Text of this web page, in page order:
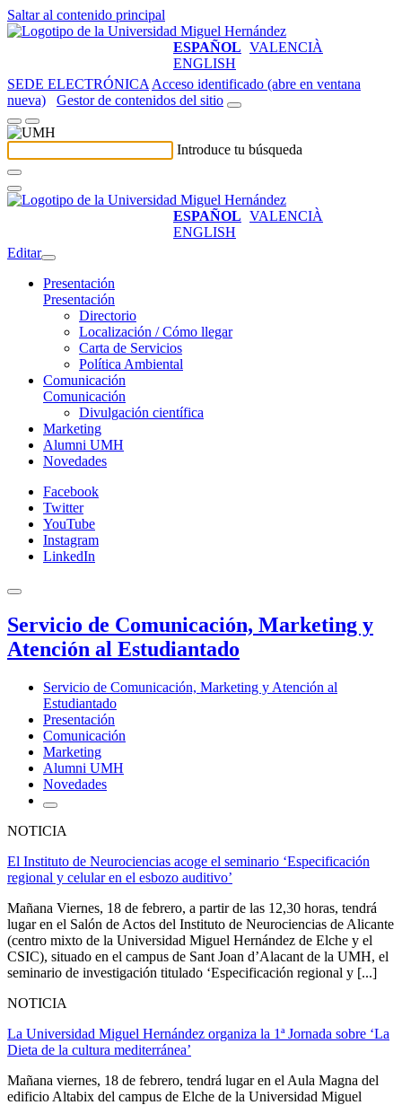
Saltar al contenido principal
ESPAÑOL VALENCIÀ
ENGLISH
SEDE ELECTRÓNICA Acceso identificado (abre en ventana
nueva)
Gestor de contenidos del sitio
Introduce tu búsqueda
ESPAÑOL VALENCIÀ
ENGLISH
Editar
Presentación
Presentación
Directorio
Localización / Cómo llegar
Carta de Servicios
Política Ambiental
Comunicación
Comunicación
Divulgación científica
Marketing
Alumni UMH
Novedades
Facebook
Twitter
YouTube
Instagram
LinkedIn
Servicio de Comunicación, Marketing y
Atención al Estudiantado
Servicio de Comunicación, Marketing y Atención al
Estudiantado
Presentación
Comunicación
Marketing
Alumni UMH
Novedades
NOTICIA
El Instituto de Neurociencias acoge el seminario ‘Especificación
regional y celular en el esbozo auditivo’
Mañana Viernes, 18 de febrero, a partir de las 12,30 horas, tendrá
lugar en el Salón de Actos del Instituto de Neurociencias de Alicante
(centro mixto de la Universidad Miguel Hernández de Elche y el
CSIC), situado en el campus de Sant Joan d’Alacant de la UMH, el
seminario de investigación titulado ‘Especificación regional y [...]
NOTICIA
La Universidad Miguel Hernández organiza la 1ª Jornada sobre ‘La
Dieta de la cultura mediterránea’
Mañana viernes, 18 de febrero, tendrá lugar en el Aula Magna del
edificio Altabix del campus de Elche de la Universidad Miguel